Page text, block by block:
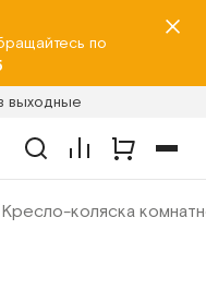
по
выходные
Кресло-коляска